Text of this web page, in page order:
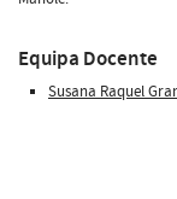
Equipa Docente
Susana Raquel